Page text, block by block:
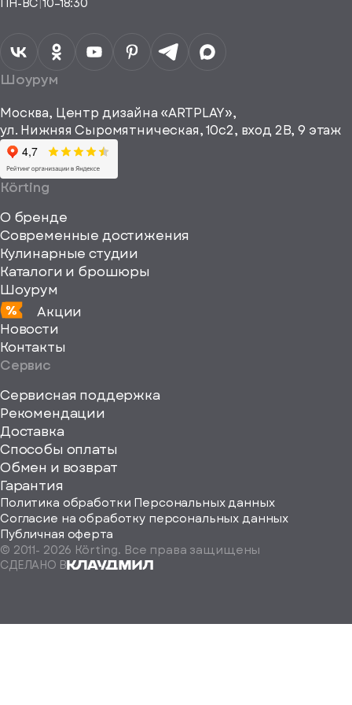
согласие на
данных
Я согласен
рекламные и
информационные
материалы
Телефон*
спасибо
viewBox="0
0
Шоурум
Москва, Центр дизайна «ARTPLAY»,
ул. Нижняя Сыромятническая, 10с2, вход 2B, 9 этаж
Körting
О бренде
Современные достижения
Кулинарные студии
Каталоги и брошюры
Шоурум
Акции
Новости
Контакты
Сервис
Сервисная поддержка
Рекомендации
Доставка
Способы оплаты
Обмен и возврат
Гарантия
Политика обработки Персональных данных
Согласие на обработку персональных данных
Публичная оферта
© 2011- 2026 Körting. Все права защищены
СДЕЛАНО В
Определить